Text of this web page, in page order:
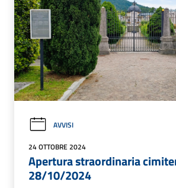
AVVISI
24 OTTOBRE 2024
Apertura straordinaria
28/10/2024